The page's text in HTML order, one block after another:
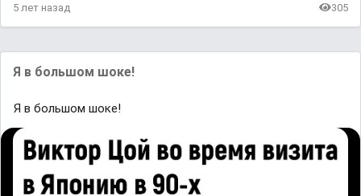
5 лет назад 305
Я в большом шоке!
Я в большом шоке!